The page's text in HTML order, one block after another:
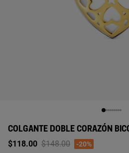
COLGANTE DOBLE CORAZÓN
$118.00 Price reduced from
$148.00to-20%